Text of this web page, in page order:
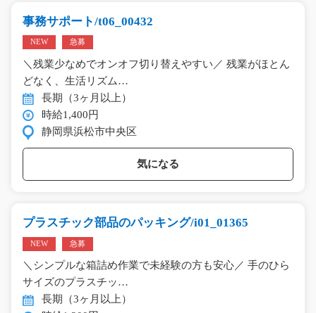
事務サポート/t06_00432
NEW 急募
＼残業少なめでオンオフ切り替えやすい／ 残業がほとん
どなく、生活リズム…
長期（3ヶ月以上）
時給1,400円
静岡県浜松市中央区
気になる
プラスチック部品のパッキング/i01_01365
NEW 急募
＼シンプルな箱詰め作業で未経験の方も安心／ 手のひら
サイズのプラスチッ…
長期（3ヶ月以上）